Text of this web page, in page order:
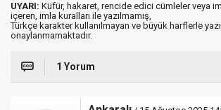
UYARI: Küfür, hakaret, rencide edici cümleler veya
içeren, imla kuralları ile yazılmamış,
Türkçe karakter kullanılmayan ve büyük harflerle
onaylanmamaktadır.
1 Yorum